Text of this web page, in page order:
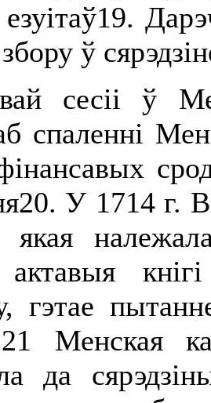
ў
сесіі ў
спаленні
У 1714 г.
якая
актавыя
гэтае
Менская
да